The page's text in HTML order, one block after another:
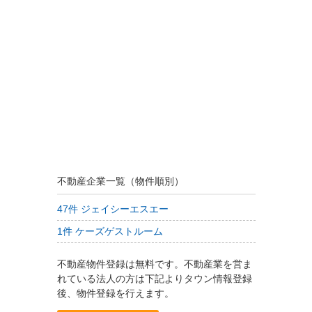
不動産企業一覧（物件順別）
47件 ジェイシーエスエー
1件 ケーズゲストルーム
不動産物件登録は無料です。不動産業を営ま
れている法人の方は下記よりタウン情報登録
後、物件登録を行えます。